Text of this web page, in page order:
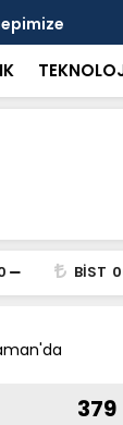
dev su
BİST
379